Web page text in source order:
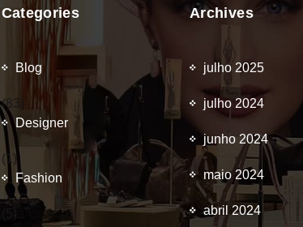
Categories
Blog
(83)
Designer
(1)
Fashion
(5)
Archives
julho 2025
julho 2024
junho 2024
maio 2024
abril 2024